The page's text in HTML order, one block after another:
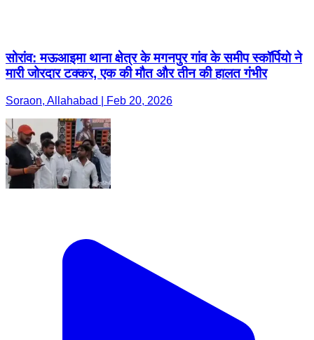
सोरांव: मऊआइमा थाना क्षेत्र के मगनपुर गांव के समीप स्कॉर्पियो ने
मारी जोरदार टक्कर, एक की मौत और तीन की हालत गंभीर
Soraon, Allahabad | Feb 20, 2026